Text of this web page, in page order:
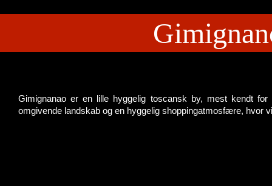
Gimignanao er en lille hyggelig toscansk by, mest kendt
omgivende landskab og en hyggelig shoppingatmosfære, hvor